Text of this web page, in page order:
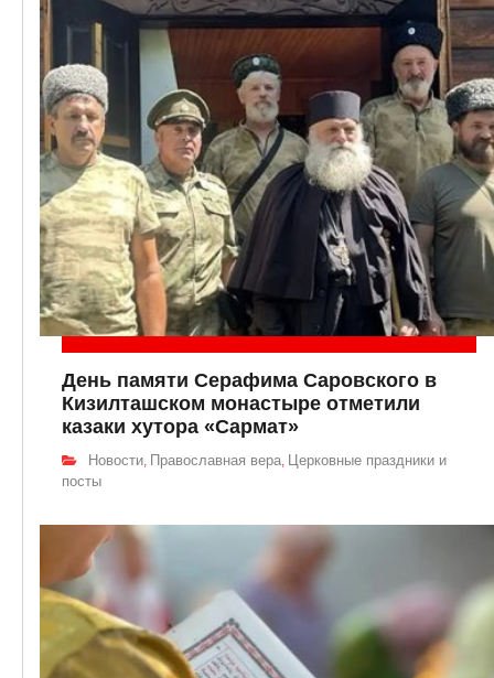
День памяти Серафима Саровского в
Кизилташском монастыре отметили
казаки хутора «Сармат»
Новости, Православная вера, Церковные праздники и
посты